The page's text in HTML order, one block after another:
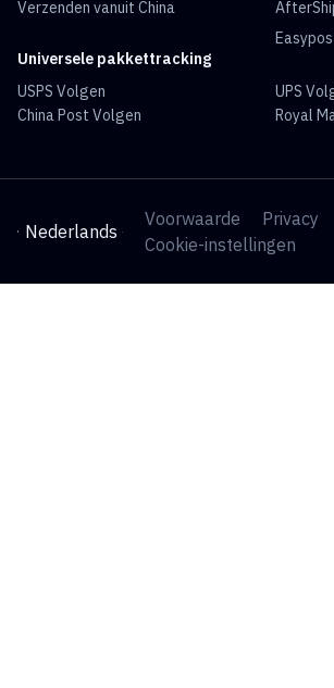
Verzenden vanuit China
Universele pakkettracking
USPS Volgen
UPS
China Post Volgen
Royal
Nederlands
Voorwaarde Privacy
Cookie-instellingen